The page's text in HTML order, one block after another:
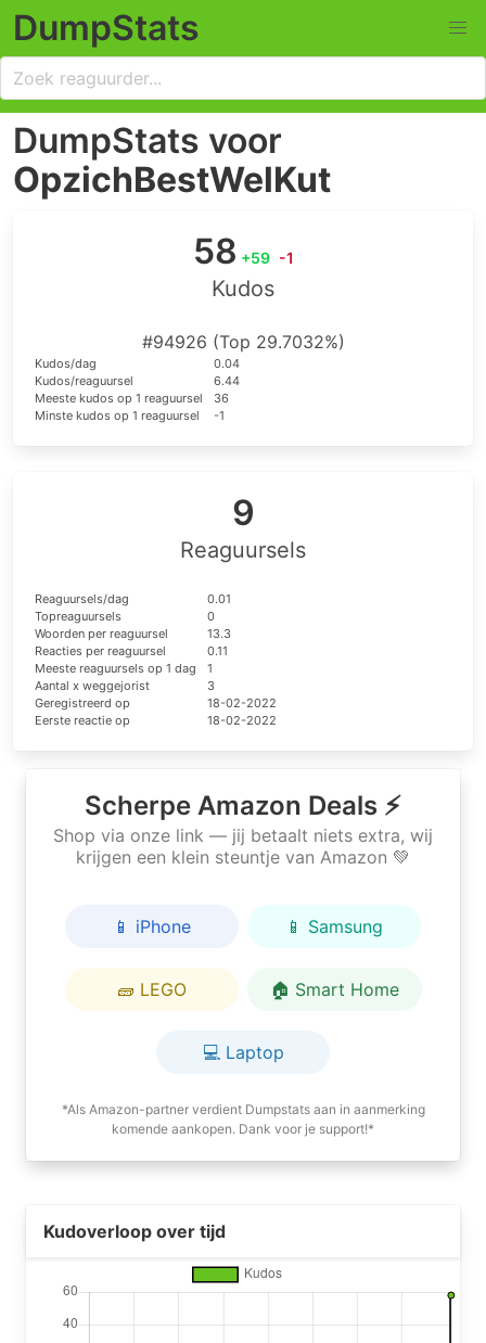
DumpStats
DumpStats voor
OpzichBestWelKut
58 +59 -1
Kudos
#94926 (Top 29.7032%)
Kudos/dag
0.04
Kudos/reaguursel
6.44
Meeste kudos op 1 reaguursel
36
Minste kudos op 1 reaguursel
-1
9
Reaguursels
Reaguursels/dag
0.01
Topreaguursels
0
Woorden per reaguursel
13.3
Reacties per reaguursel
0.11
Meeste reaguursels op 1 dag
1
Aantal x weggejorist
3
Geregistreerd op
18-02-2022
Eerste reactie op
18-02-2022
Scherpe Amazon Deals ⚡
Shop via onze link — jij betaalt niets extra, wij
krijgen een klein steuntje van Amazon 💚
📱 iPhone 📱 Samsung
🧱 LEGO 🏠 Smart Home
💻 Laptop
*Als Amazon-partner verdient Dumpstats aan in aanmerking
komende aankopen. Dank voor je support!*
Kudoverloop over tijd